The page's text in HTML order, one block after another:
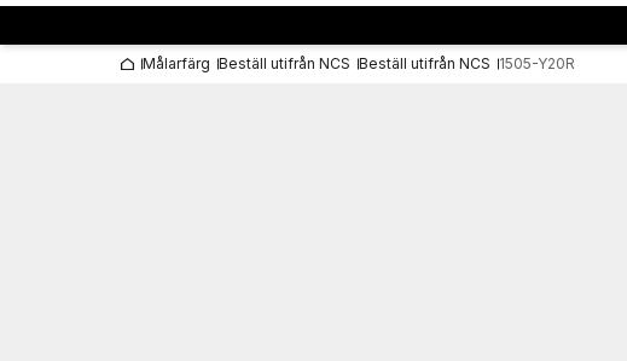
Målarfärg Beställ utifrån NCS Beställ utifrån NCS 1505-Y20R